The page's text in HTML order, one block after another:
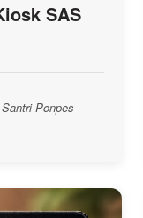
SAS
Ponpes